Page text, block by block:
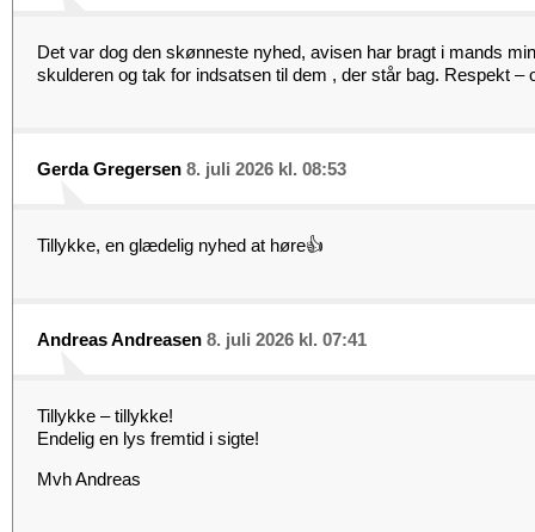
Det var dog den skønneste nyhed, avisen har bragt i mands
skulderen og tak for indsatsen til dem , der står bag. Respekt –
Gerda Gregersen 8. juli 2026 kl. 08:53
Tillykke, en glædelig nyhed at høre👍
Andreas Andreasen 8. juli 2026 kl. 07:41
Tillykke – tillykke!
Endelig en lys fremtid i sigte!
Mvh Andreas